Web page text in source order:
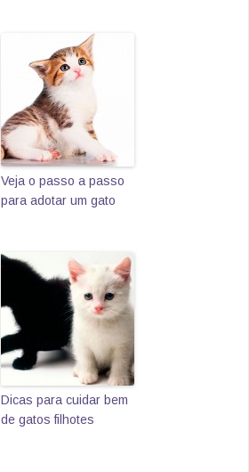
Veja o passo a passo
para adotar um gato
Dicas para cuidar bem
de gatos filhotes